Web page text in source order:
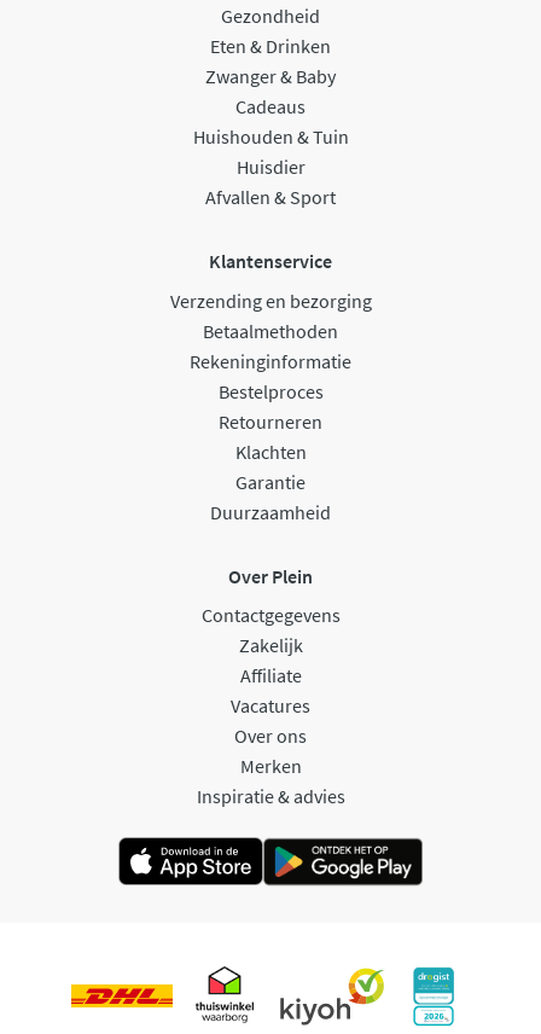
Gezondheid
Eten & Drinken
Zwanger & Baby
Cadeaus
Huishouden & Tuin
Huisdier
Afvallen & Sport
Klantenservice
Verzending en bezorging
Betaalmethoden
Rekeninginformatie
Bestelproces
Retourneren
Klachten
Garantie
Duurzaamheid
Over Plein
Contactgegevens
Zakelijk
Affiliate
Vacatures
Over ons
Merken
Inspiratie & advies